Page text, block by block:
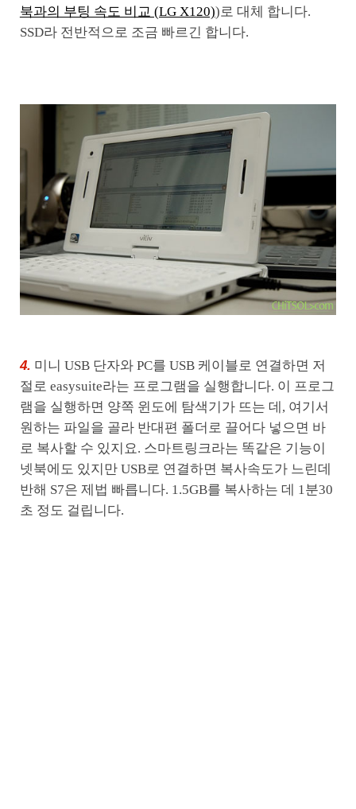
북과의 부팅 속도 비교 (LG X120))로 대체 합니다.
SSD라 전반적으로 조금 빠르긴 합니다.
4. 미니 USB 단자와 PC를 USB 케이블로 연결하면 저
절로 easysuite라는 프로그램을 실행합니다. 이 프로그
램을 실행하면 양쪽 윈도에 탐색기가 뜨는 데, 여기서
원하는 파일을 골라 반대편 폴더로 끌어다 넣으면 바
로 복사할 수 있지요. 스마트링크라는 똑같은 기능이
넷북에도 있지만 USB로 연결하면 복사속도가 느린데
반해 S7은 제법 빠릅니다. 1.5GB를 복사하는 데 1분30
초 정도 걸립니다.